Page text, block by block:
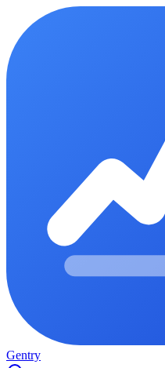
Gentry